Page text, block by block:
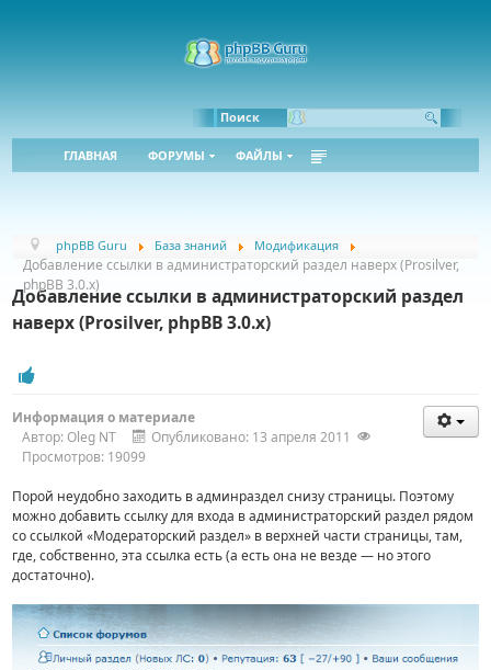
Поиск
ГЛАВНАЯ ФОРУМЫ ФАЙЛЫ
phpBB Guru База знаний Модификация
Добавление ссылки в администраторский раздел наверх (Prosilver,
phpBB 3.0.x)
Добавление ссылки в администраторский раздел
наверх (Prosilver, phpBB 3.0.x)
Информация о материале
Автор:Oleg NT
Опубликовано: 13 апреля 2011
Просмотров: 19099
Порой неудобно заходить в админраздел снизу страницы. Поэтому
можно добавить ссылку для входа в администраторский раздел рядом
со ссылкой «Модераторский раздел» в верхней части страницы, там,
где, собственно, эта ссылка есть (а есть она не везде — но этого
достаточно).